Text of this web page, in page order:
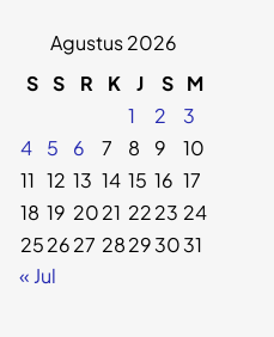
Agustus 2026
S S R K J S M
1
2
3
4
5 6 7 8 9
10
11 12 13 14 15 16 17
18 19 2021 2223 24
252627 28293031
« Jul